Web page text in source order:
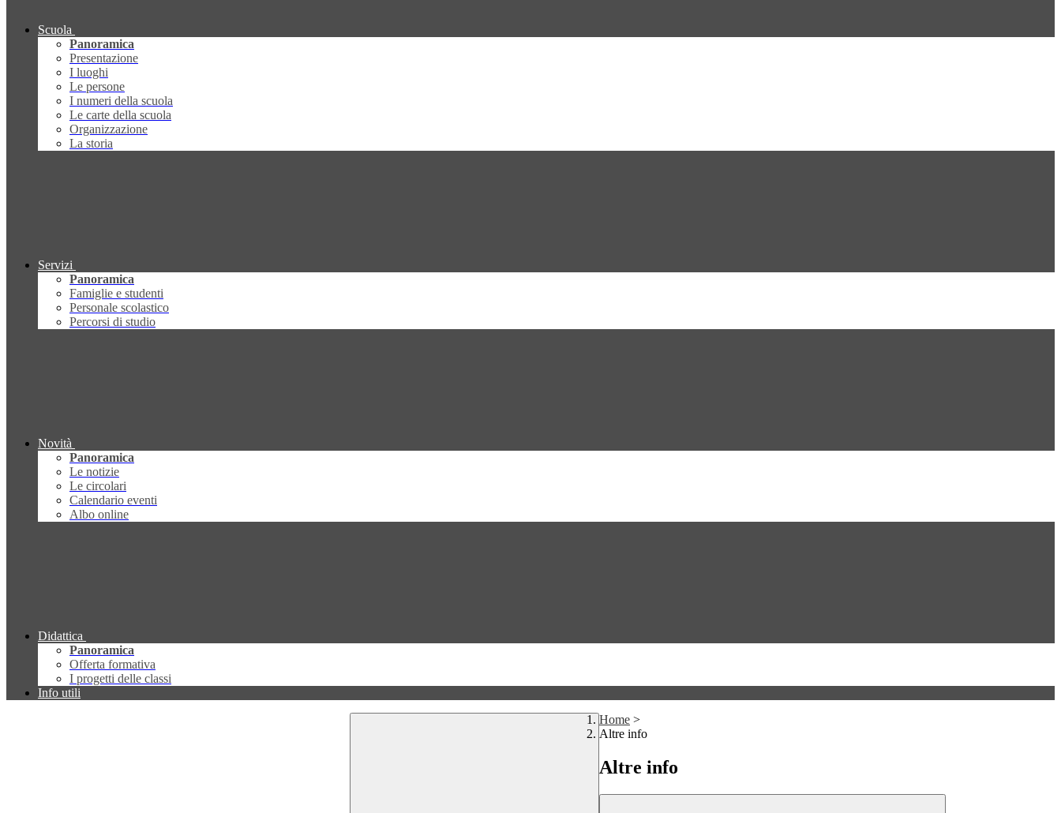
Scuola
Panoramica
Presentazione
I luoghi
Le persone
I numeri della scuola
Le carte della scuola
Organizzazione
La storia
Servizi
Panoramica
Famiglie e studenti
Personale scolastico
Percorsi di studio
Novità
Panoramica
Le notizie
Le circolari
Calendario eventi
Albo online
Didattica
Panoramica
Offerta formativa
I progetti delle classi
Info utili
Home >
Altre info
Altre info